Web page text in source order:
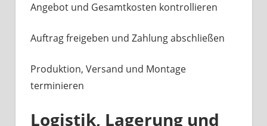
Angebot und Gesamtkosten kontrollieren
Auftrag freigeben und Zahlung abschließen
Produktion, Versand und Montage
terminieren
Logistik, Lagerung und